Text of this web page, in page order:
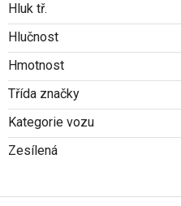
Hluk tř.
Hlučnost
Hmotnost
Třída značky
Kategorie vozu
Zesílená